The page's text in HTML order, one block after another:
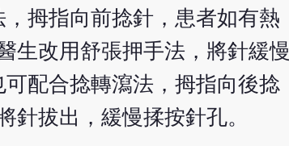
拇指向前捻針，患者如有熱
生改用舒張押手法，將針緩慢
配合捻轉瀉法，拇指向後捻
拔出，緩慢揉按針孔。